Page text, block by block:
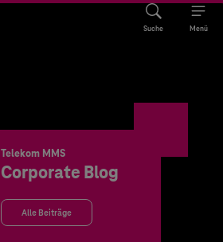
Suche Menü
Telekom MMS
Corporate Blog
Alle Beiträge